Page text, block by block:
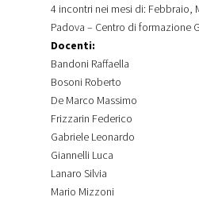
4 incontri nei mesi di: Febbraio,
Padova – Centro di formazione
Docenti:
Bandoni Raffaella
Bosoni Roberto
De Marco Massimo
Frizzarin Federico
Gabriele Leonardo
Giannelli Luca
Lanaro Silvia
Mario Mizzoni